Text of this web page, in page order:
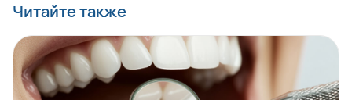
Читайте также